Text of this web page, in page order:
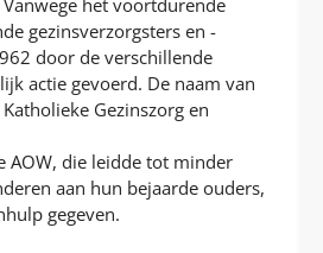
het voortdurende
gezinsverzorgsters en -
door de verschillende
actie gevoerd. De naam van
Gezinszorg en
AOW, die leidde tot minder
aan hun bejaarde ouders,
gegeven.